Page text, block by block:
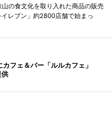
の食文化を取り入れた商品の販売
レブン」約2800店舗で始まっ
カフェ＆バー「ルルカフェ」
供